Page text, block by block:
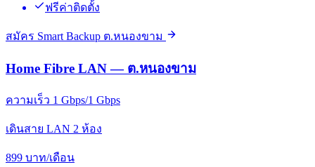
ฟรีค่าติดตั้ง
สมัคร Smart Backup ต.หนองขาม
Home Fibre LAN — ต.หนองขาม
ความเร็ว 1 Gbps/1 Gbps
เดินสาย LAN 2 ห้อง
899 บาท/เดือน